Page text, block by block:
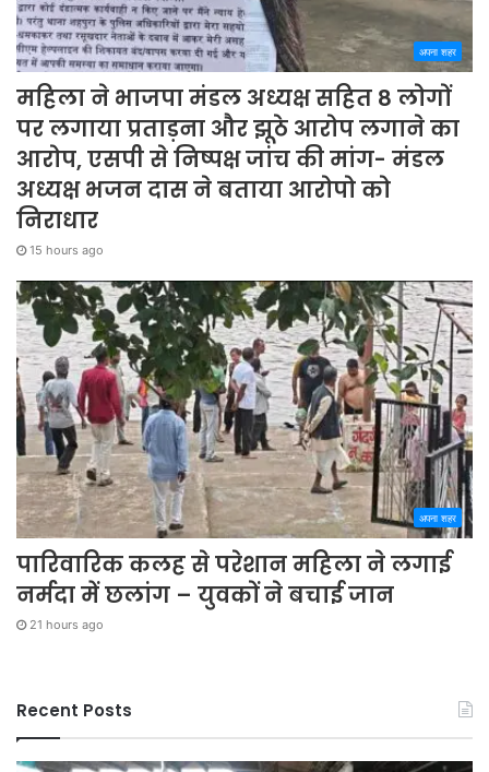
अपना शहर
महिला ने भाजपा मंडल अध्यक्ष सहित 8 लोगों
पर लगाया प्रताड़ना और झूठे आरोप लगाने का
आरोप, एसपी से निष्पक्ष जांच की मांग- मंडल
अध्यक्ष भजन दास ने बताया आरोपो को
निराधार
15 hours ago
अपना शहर
पारिवारिक कलह से परेशान महिला ने लगाई
नर्मदा में छलांग – युवकों ने बचाई जान
21 hours ago
Recent Posts